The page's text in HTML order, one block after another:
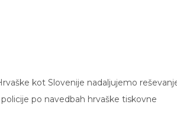
kot Slovenije nadaljujemo
po navedbah hrvaške tiskovne